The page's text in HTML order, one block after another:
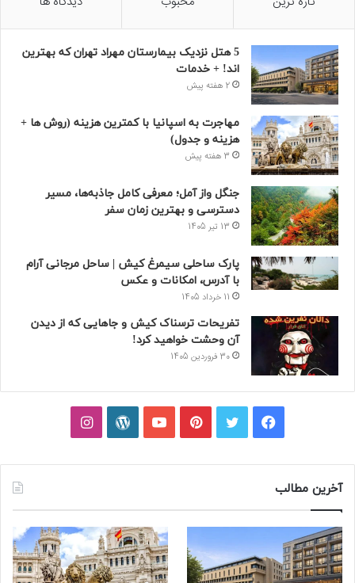
5 هتل نزدیک بیمارستان مهراد تهران که بهترین‌
اند! + خدمات
2 هفته پیش
مهاجرت به اسپانیا با کمترین هزینه (روش ها +
هزینه و جدول)
3 هفته پیش
جنگل واز آمل؛ معرفی کامل جاذبه‌ها، مسیر
دسترسی و بهترین زمان سفر
13 تیر 1405
پارک ساحلی سیمرغ کیش | ساحل مرجانی آرام
با آدرس، امکانات و عکس
11 خرداد 1405
تفریحات ترسناک کیش و جاهایی که از دیدن
آن وحشت خواهید کرد!
30 فروردین 1405
فیسبوکتوییترپینتریستیوتیوبوردپرساینستاگرام
آخرین مطالب